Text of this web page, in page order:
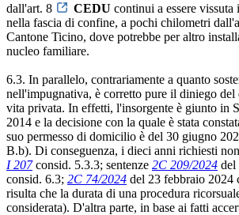
dall'art. 8
CEDU continui a essere vissuta
nella fascia di confine, a pochi chilometri
Cantone Ticino, dove potrebbe per altro
nucleo familiare.
6.3. In parallelo, contrariamente a quanto
nell'impugnativa, è corretto pure il diniego
vita privata. In effetti, l'insorgente è giunto in
2014 e la decisione con la quale è stata
suo permesso di domicilio è del 30 giugno
B.b). Di conseguenza, i dieci anni richiesti
I 207consid. 5.3.3; sentenze 2C 209/2024 del
consid. 6.3; 2C 74/2024 del 23 febbraio 2024
risulta che la durata di una procedura
considerata). D'altra parte, in base ai fatti